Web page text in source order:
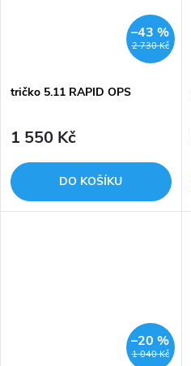
2 730 Kč
–43 %
tričko 5.11 RAPID OPS
1 550 Kč
DO KOŠÍKU
1 040 Kč
–20 %